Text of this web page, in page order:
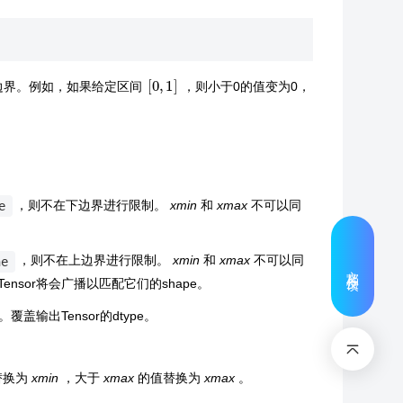
。例如，如果给定区间 [0 1 ] ，则小于0的值变为0，
，则不在下边界进行限制。 xmin 和 xmax 不可以同
，则不在上边界进行限制。xmin 和xmax 不可以同
将会广播以匹配它们的shape。
覆盖输出Tensor的dtype。
为 xmin ，大于 xmax 的值替换为 xmax 。